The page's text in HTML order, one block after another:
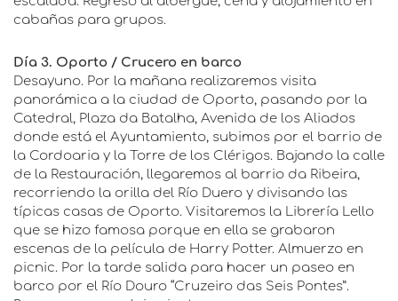
cabañas para grupos.
Día 3. Oporto / Crucero en barco
Desayuno. Por la mañana realizaremos visita
panorámica a la ciudad de Oporto, pasando por la
Catedral, Plaza da Batalha, Avenida de los Aliados
donde está el Ayuntamiento, subimos por el barrio de
la Cordoaria y la Torre de los Clérigos. Bajando la calle
de la Restauración, llegaremos al barrio da Ribeira,
recorriendo la orilla del Río Duero y divisando las
típicas casas de Oporto. Visitaremos la Librería Lello
que se hizo famosa porque en ella se grabaron
escenas de la película de Harry Potter. Almuerzo en
picnic. Por la tarde salida para hacer un paseo en
barco por el Río Douro “Cruzeiro das Seis Pontes”.